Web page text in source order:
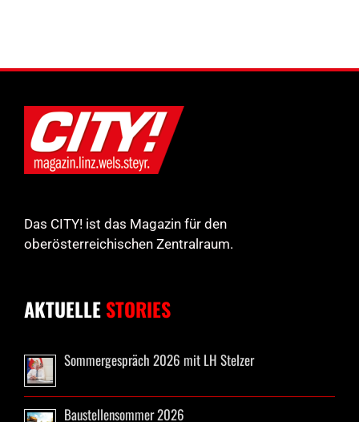
Das CITY! ist das Magazin für den
oberösterreichischen Zentralraum.
AKTUELLESTORIES
Sommergespräch 2026 mit LH Stelzer
Baustellensommer 2026